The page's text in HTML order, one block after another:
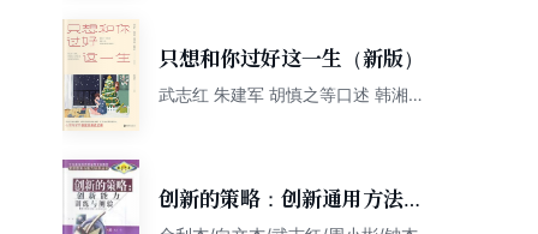
只想和你过好这一生（新版）
武志红 朱建军 胡慎之等口述 韩湘景
创新的策略：创新通用方法指
南